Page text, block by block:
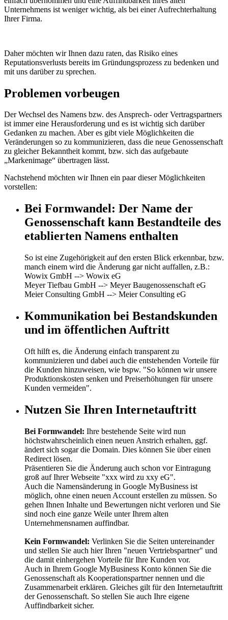
Unternehmens ist weniger wichtig, als bei einer Aufrechterhaltung
Ihrer Firma.
Daher möchten wir Ihnen dazu raten, das Risiko eines
Reputationsverlusts bereits im Gründungsprozess zu bedenken und
mit uns darüber zu sprechen.
Problemen vorbeugen
Der Wechsel des Namens bzw. des Ansprech- oder Vertragspartners
ist immer eine Herausforderung und es ist wichtig sich darüber
Gedanken zu machen. Aber es gibt viele Möglichkeiten die
Veränderungen so zu kommunizieren, dass die neue Genossenschaft
zu gleicher Bekanntheit kommt, bzw. sich das aufgebaute
„Markenimage“ übertragen lässt.
Nachstehend möchten wir Ihnen ein paar dieser Möglichkeiten
vorstellen:
Bei Formwandel: Der Name der
Genossenschaft kann Bestandteile des
etablierten Namens enthalten
So ist eine Zugehörigkeit auf den ersten Blick erkennbar, bzw.
manch einem wird die Änderung gar nicht auffallen, z.B.:
Wowix GmbH --> Wowix eG
Meyer Tiefbau GmbH --> Meyer Baugenossenschaft eG
Meier Consulting GmbH --> Meier Consulting eG
Kommunikation bei Bestandskunden
und im öffentlichen Auftritt
Oft hilft es, die Änderung einfach transparent zu
kommunizieren und dabei auch die entstehenden Vorteile für
die Kunden hinzuweisen, wie bspw. "So können wir unsere
Produktionskosten senken und Preiserhöhungen für unsere
Kunden vermeiden".
Nutzen Sie Ihren Internetauftritt
Bei Formwandel: Ihre bestehende Seite wird nun
höchstwahrscheinlich einen neuen Anstrich erhalten, ggf.
ändert sich sogar die Domain. Dies können Sie über einen
Redirect lösen.
Präsentieren Sie die Änderung auch schon vor Eintragung
groß auf Ihrer Webseite "xxx wird zu xxy eG".
Auch die Namensänderung in Google MyBusiness ist
möglich, ohne einen neuen Account erstellen zu müssen. So
gehen Ihnen Inhalte und Bewertungen nicht verloren und Sie
sind noch eine ganze Weile unter Ihrem alten
Unternehmensnamen auffindbar.
Kein Formwandel: Verlinken Sie die Seiten untereinander
und stellen Sie auch hier Ihren "neuen Vertriebspartner" und
die damit einhergehen Vorteile für Ihre Kunden vor.
Auch in Ihrem Google MyBusiness Konto können Sie die
Genossenschaft als Kooperationspartner nennen und die
Zusammenarbeit erklären. Gleiches gilt für den Internetauftritt
der Genossenschaft. So stellen Sie auch Ihre eigene
Auffindbarkeit sicher.